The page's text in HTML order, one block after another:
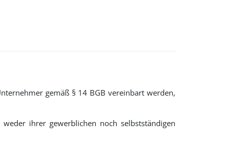
gemäß § 14 BGB vereinbart werden,
ihrer gewerblichen noch selbstständigen